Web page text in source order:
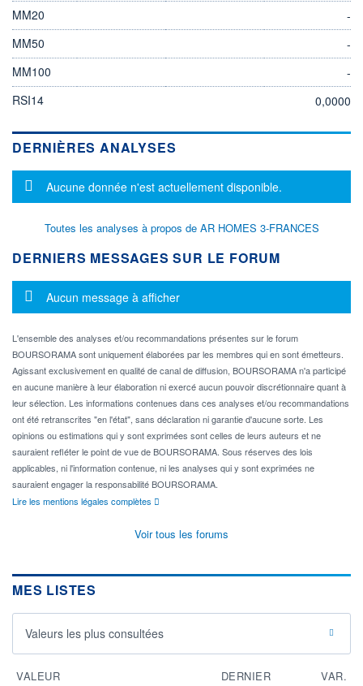
MM20
-
MM50
-
MM100
-
RSI14
0,0000
DERNIÈRES ANALYSES
Message d'information
Aucune donnée n'est actuellement disponible.
Toutes les analyses à propos de AR HOMES 3-FRANCES
DERNIERS MESSAGES SUR LE FORUM
Message d'information
Aucun message à afficher
L'ensemble des analyses et/ou recommandations présentes sur le forum
BOURSORAMA sont uniquement élaborées par les membres qui en sont émetteurs.
Agissant exclusivement en qualité de canal de diffusion, BOURSORAMA n'a participé
en aucune manière à leur élaboration ni exercé aucun pouvoir discrétionnaire quant à
leur sélection. Les informations contenues dans ces analyses et/ou recommandations
ont été retranscrites "en l'état", sans déclaration ni garantie d'aucune sorte. Les
opinions ou estimations qui y sont exprimées sont celles de leurs auteurs et ne
sauraient refléter le point de vue de BOURSORAMA. Sous réserves des lois
applicables, ni l'information contenue, ni les analyses qui y sont exprimées ne
sauraient engager la responsabilité BOURSORAMA.
Lire les mentions légales complètes
Voir tous les forums
MES LISTES
Valeurs les plus consultées
VALEUR DERNIER VAR.